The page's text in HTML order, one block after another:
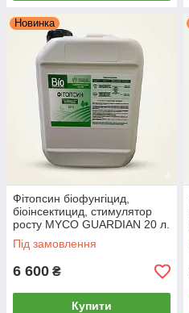
Новинка
Фітопсин біофунгіцид,
біоінсектицид, стимулятор
росту MYCO GUARDIAN 20 л.
Під замовлення
6 600 ₴
Купити